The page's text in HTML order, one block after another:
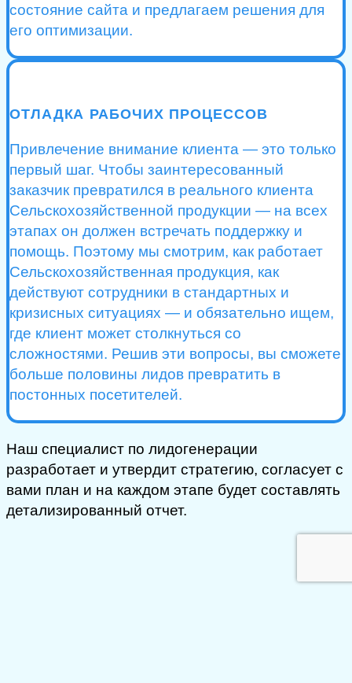
состояние сайта и предлагаем решения для
его оптимизации.
ОТЛАДКА РАБОЧИХ ПРОЦЕССОВ
Привлечение внимание клиента — это только
первый шаг. Чтобы заинтересованный
заказчик превратился в реального клиента
Сельскохозяйственной продукции — на всех
этапах он должен встречать поддержку и
помощь. Поэтому мы смотрим, как работает
Сельскохозяйственная продукция, как
действуют сотрудники в стандартных и
кризисных ситуациях — и обязательно ищем,
где клиент может столкнуться со
сложностями. Решив эти вопросы, вы сможете
больше половины лидов превратить в
постонных посетителей.
Наш специалист по лидогенерации
разработает и утвердит стратегию, согласует с
вами план и на каждом этапе будет составлять
детализированный отчет.